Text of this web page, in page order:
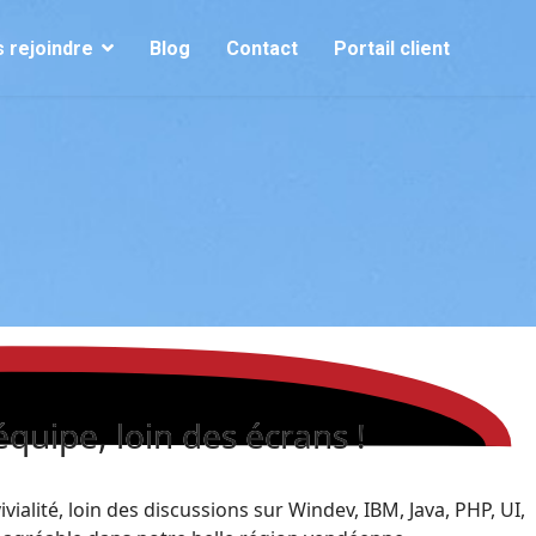
rejoindre Blog Contact Portail client
loin des écrans !
loin des discussions sur Windev, IBM, Java, PHP, UI,